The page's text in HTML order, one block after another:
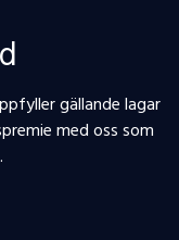
gällande lagar
med oss som